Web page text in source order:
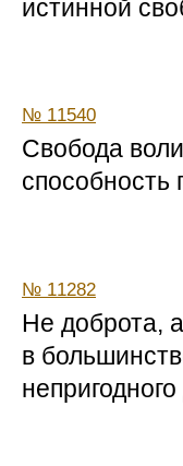
истинной
№ 11540
Свобода
№ 11282
Не доброта,
в